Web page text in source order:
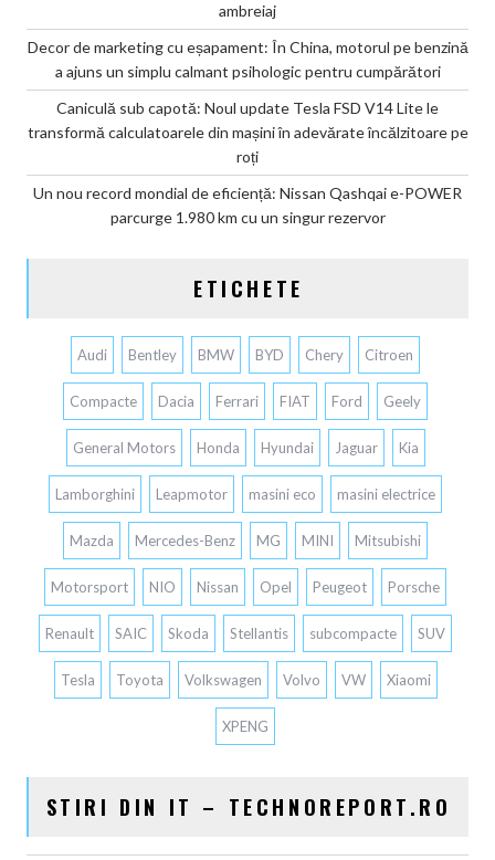
ambreiaj
Decor de marketing cu eșapament: În China, motorul pe benzină
a ajuns un simplu calmant psihologic pentru cumpărători
Caniculă sub capotă: Noul update Tesla FSD V14 Lite le
transformă calculatoarele din mașini în adevărate încălzitoare pe
roți
Un nou record mondial de eficiență: Nissan Qashqai e-POWER
parcurge 1.980 km cu un singur rezervor
ETICHETE
Audi Bentley BMW BYD Chery Citroen
Compacte Dacia Ferrari FIAT Ford Geely
General Motors Honda Hyundai Jaguar Kia
Lamborghini Leapmotor masini eco masini electrice
Mazda Mercedes-Benz MG MINI Mitsubishi
Motorsport NIO Nissan Opel Peugeot Porsche
Renault SAIC Skoda Stellantis subcompacte SUV
Tesla Toyota Volkswagen Volvo VW Xiaomi
XPENG
STIRI DIN IT – TECHNOREPORT.RO